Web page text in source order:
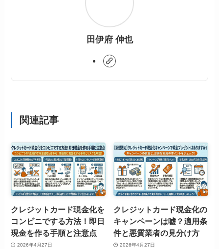
田伊府 伸也
関連記事
クレジットカード現金化を
コンビニでする方法！即日
現金を作る手順と注意点
2026年4月27日
クレジットカード現金化の
キャンペーンは嘘？適用条
件と悪質業者の見分け方
2026年4月27日